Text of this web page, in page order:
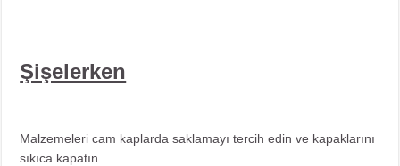
Şişelerken
Malzemeleri cam kaplarda saklamayı tercih edin ve kapaklarını
sıkıca kapatın.